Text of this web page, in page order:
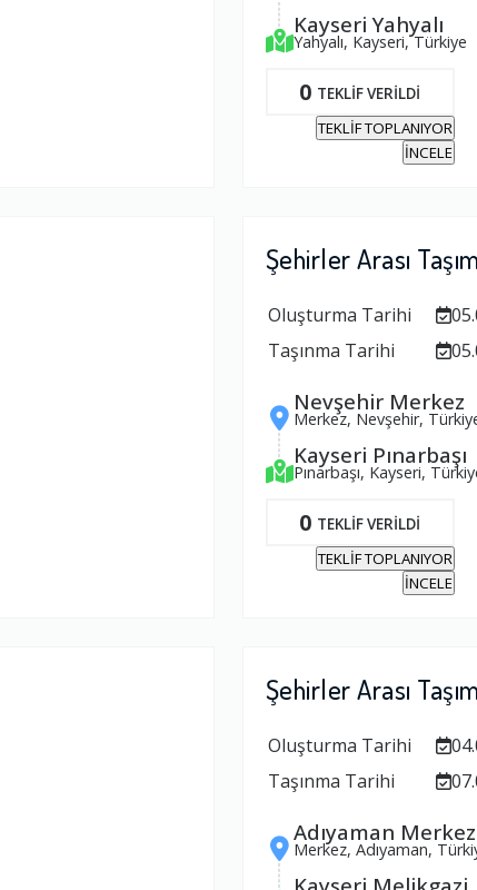
Kayseri Yahyalı
Yahyalı, Kayseri, Türkiye
0 TEKLİF VERİLDİ
TEKLİF TOPLANIYOR
İNCELE
Şehirler Arası
Oluşturma Tarihi
Taşınma Tarihi
Nevşehir Merkez
Merkez, Nevşehir,
Kayseri Pınarbaşı
Pınarbaşı, Kayseri,
0 TEKLİF VERİLDİ
TEKLİF TOPLANIYOR
İNCELE
Şehirler Arası
Oluşturma Tarihi
Taşınma Tarihi
Adıyaman Merkez
Merkez, Adıyaman,